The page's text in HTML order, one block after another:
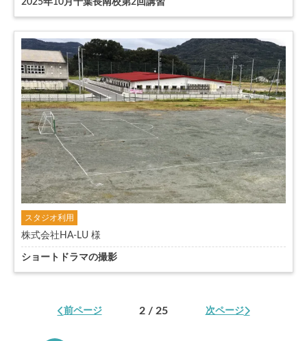
スタジオ利用
株式会社HA-LU 様
ショートドラマの撮影
前ページ 2 / 25 次ページ